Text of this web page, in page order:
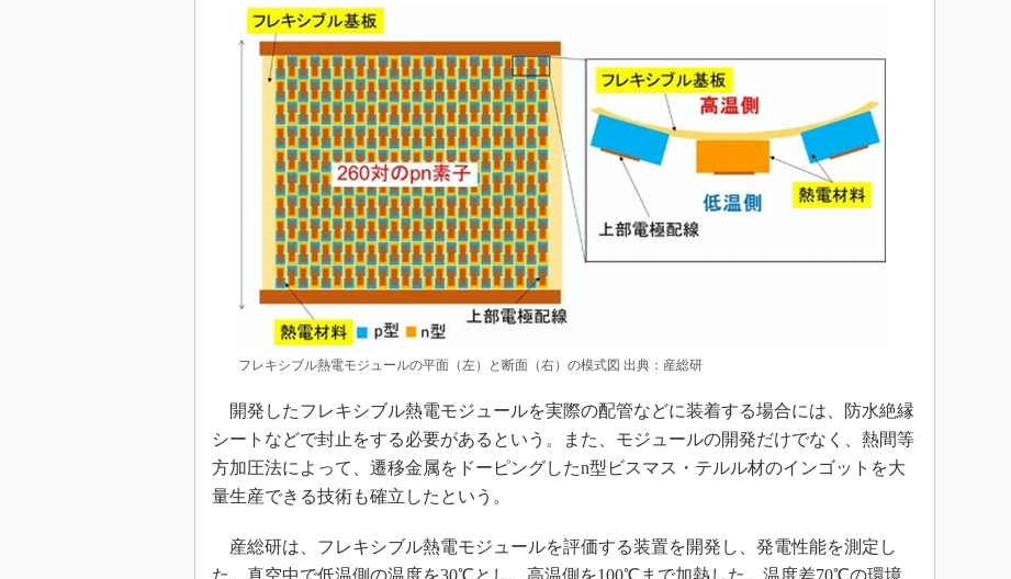
フレキシブル熱電モジュールの平面（左）と断面（右）の模式図 出典：産総研
開発したフレキシブル熱電モジュールを実際の配管などに装着する場合には、防水絶縁
シートなどで封止をする必要があるという。また、モジュールの開発だけでなく、熱間等
方加圧法によって、遷移金属をドーピングしたn型ビスマス・テルル材のインゴットを大
量生産できる技術も確立したという。
産総研は、フレキシブル熱電モジュールを評価する装置を開発し、発電性能を測定し